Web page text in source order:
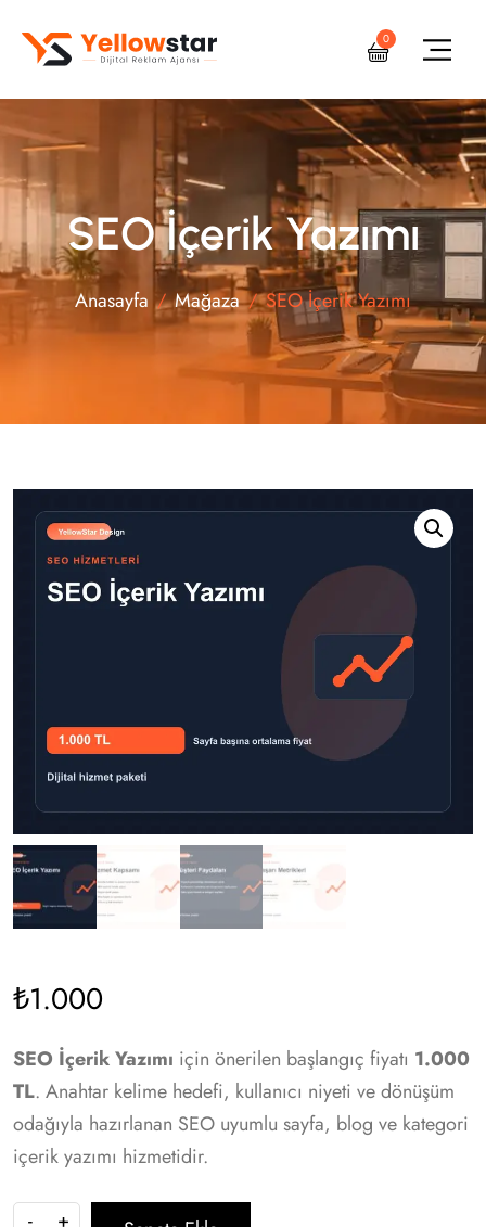
0
SEO İçerik Yazımı
Anasayfa Mağaza SEO İçerik Yazımı
₺1.000
SEO İçerik Yazımı için önerilen başlangıç fiyatı 1.000
TL. Anahtar kelime hedefi, kullanıcı niyeti ve dönüşüm
odağıyla hazırlanan SEO uyumlu sayfa, blog ve kategori
içerik yazımı hizmetidir.
- +